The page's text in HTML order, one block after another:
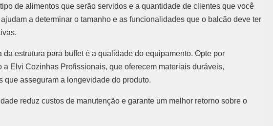
de alimentos que serão servidos e a quantidade de clientes que você
a determinar o tamanho e as funcionalidades que o balcão deve ter
estrutura para buffet é a qualidade do equipamento. Opte por
a Elvi Cozinhas Profissionais, que oferecem materiais duráveis,
que asseguram a longevidade do produto.
reduz custos de manutenção e garante um melhor retorno sobre o